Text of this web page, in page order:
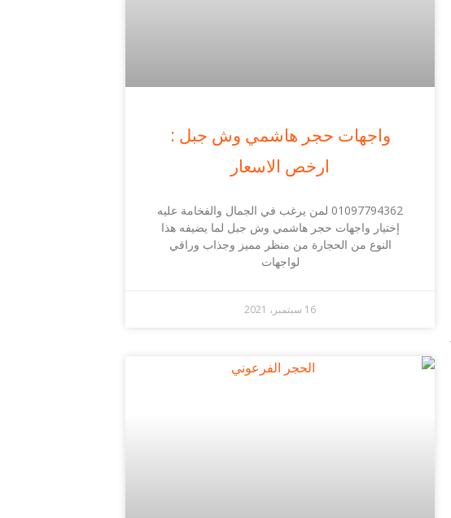
واجهات حجر هاشمي وش جبل :
ارخص الاسعار
01097794362 لمن يرغب في الجمال والفخامة عليه
إختيار واجهات حجر هاشمي وش جبل لما يضيفه هذا
النوع من الحجارة من منظر مميز وجذاب وراقي
لواجهات
16 سبتمبر، 2021